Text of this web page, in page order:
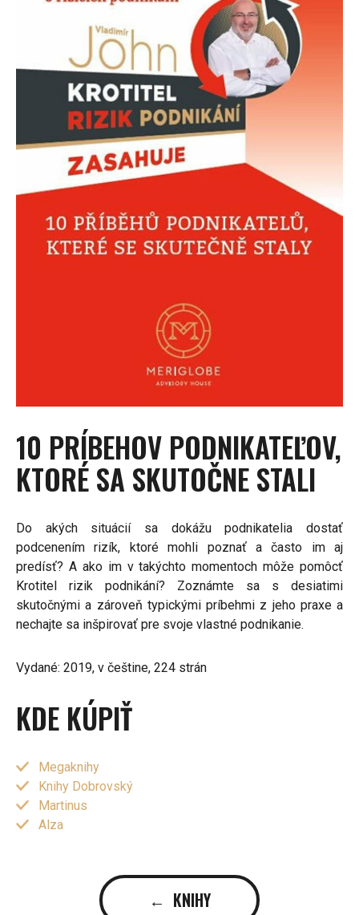
10 PRÍBEHOV PODNIKATEĽOV,
KTORÉ SA SKUTOČNE STALI
Do akých situácií sa dokážu podnikatelia dostať
podcenením rizík, ktoré mohli poznať a často im aj
predísť? A ako im v takýchto momentoch môže pomôcť
Krotitel rizik podnikání? Zoznámte sa s desiatimi
skutočnými a zároveň typickými príbehmi z jeho praxe a
nechajte sa inšpirovať pre svoje vlastné podnikanie.
Vydané: 2019, v češtine, 224 strán
KDE KÚPIŤ
Megaknihy
Knihy Dobrovský
Martinus
Alza
← KNIHY